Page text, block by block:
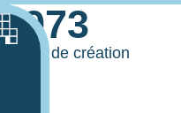
1973
Année de création